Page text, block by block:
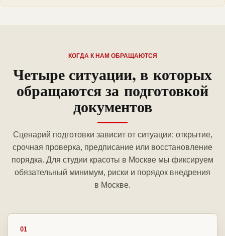
КОГДА К НАМ ОБРАЩАЮТСЯ
Четыре ситуации, в которых
обращаются за подготовкой
документов
Сценарий подготовки зависит от ситуации: открытие,
срочная проверка, предписание или восстановление
порядка. Для студии красоты в Москве мы фиксируем
обязательный минимум, риски и порядок внедрения
в Москве.
01